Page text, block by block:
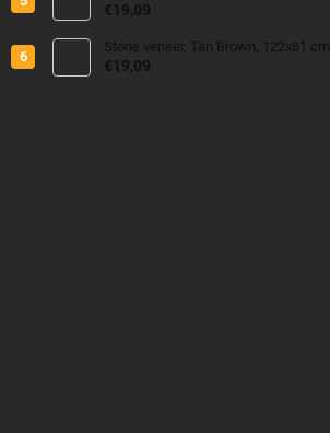
€19,09
Stone veneer, Tan Brown, 122x61 cm
€19,09